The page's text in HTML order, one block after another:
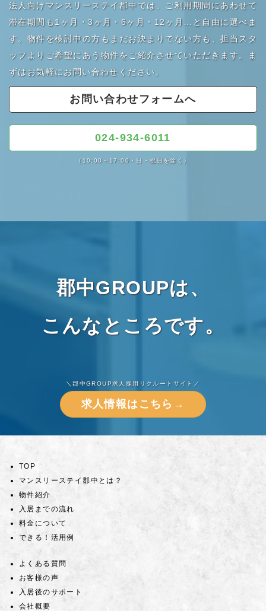
法人向けマンスリーステイ郡中では、ご利用期間にあわせて
滞在期間も1ヶ月・3ヶ月・6ヶ月・12ヶ月…と自由に選べま
す。物件を検討中の方もまだお決まりでない方も、担当スタ
ッフよりご希望にあう物件をご紹介させていただきます。ま
ずはお気軽にお問い合わせください。
お問い合わせフォームへ
024-934-6011
（10:00～17:00・日・祝日を除く）
郡中GROUPは、
こんなところです。
＼郡中GROUP求人採用リクルートサイト／
求人情報はこちら→
TOP
マンスリーステイ郡中とは？
物件紹介
入居までの流れ
料金について
できる！活用例
よくある質問
お客様の声
入居後のサポート
会社概要